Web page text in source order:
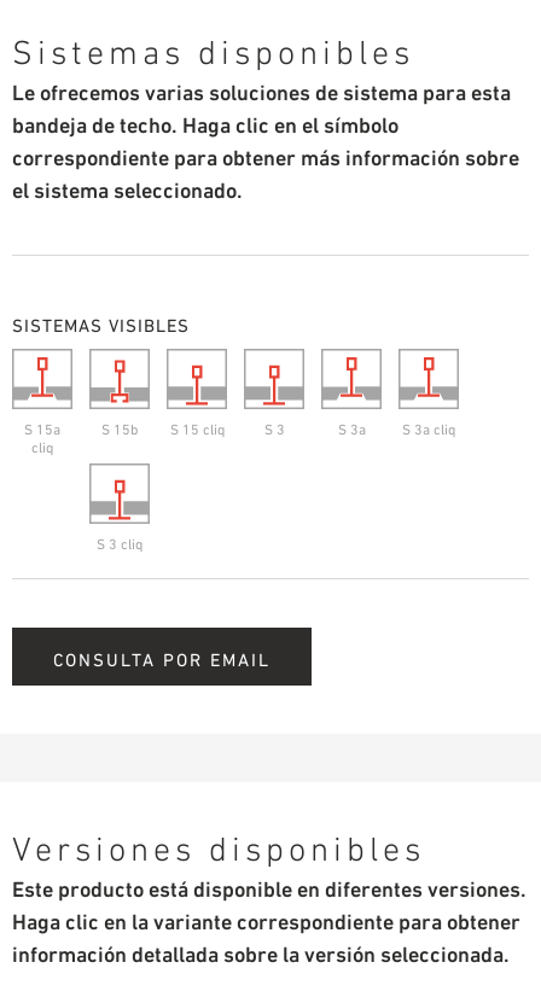
Sistemas disponibles
Le ofrecemos varias soluciones de sistema para esta
bandeja de techo. Haga clic en el símbolo
correspondiente para obtener más información sobre
el sistema seleccionado.
SISTEMAS VISIBLES
S 15a
cliq
S 15b S 15 cliq S 3 S 3a S 3a cliq
S 3 cliq
CONSULTA POR EMAIL
Versiones disponibles
Este producto está disponible en diferentes versiones.
Haga clic en la variante correspondiente para obtener
información detallada sobre la versión seleccionada.